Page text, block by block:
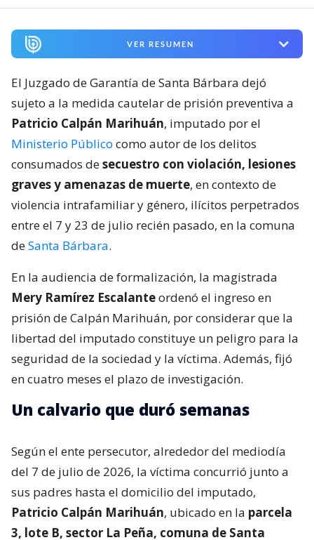
VER RESUMEN
El Juzgado de Garantía de Santa Bárbara dejó
sujeto a la medida cautelar de prisión preventiva a
Patricio Calpán Marihuán, imputado por el
Ministerio Público como autor de los delitos
consumados desecuestro con violación, lesiones
graves y amenazas de muerte, en contexto de
violencia intrafamiliar y género, ilícitos perpetrados
entre el 7 y 23 de julio recién pasado, en la comuna
deSanta Bárbara.
En la audiencia de formalización, la magistrada
Mery Ramírez Escalanteordenó el ingreso en
prisión de Calpán Marihuán, por considerar que la
libertad del imputado constituye un peligro para la
seguridad de la sociedad y la víctima. Además, fijó
en cuatro meses el plazo de investigación.
Un calvario que duró semanas
Según el ente persecutor, alrededor del mediodía
del 7 de julio de 2026, la víctima concurrió junto a
sus padres hasta el domicilio del imputado,
Patricio Calpán Marihuán, ubicado en la parcela
3, lote B, sector La Peña, comuna de Santa